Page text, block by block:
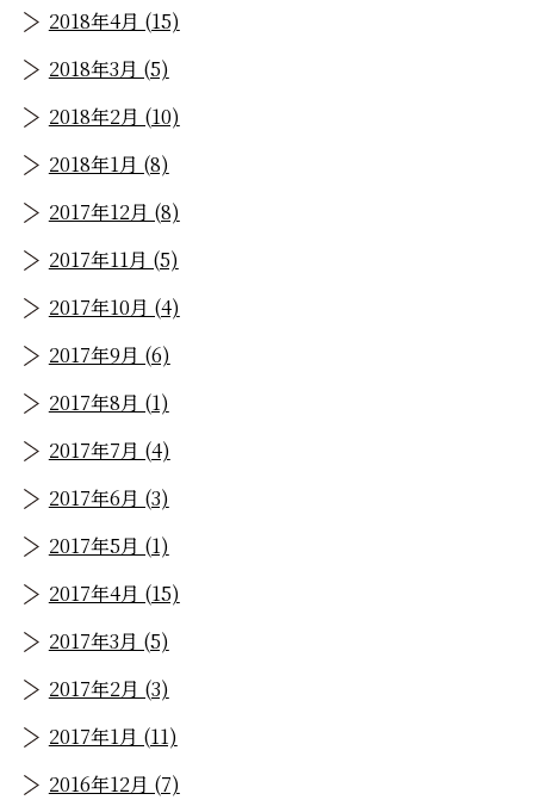
2018年4月 (15)
2018年3月 (5)
2018年2月 (10)
2018年1月 (8)
2017年12月 (8)
2017年11月 (5)
2017年10月 (4)
2017年9月 (6)
2017年8月 (1)
2017年7月 (4)
2017年6月 (3)
2017年5月 (1)
2017年4月 (15)
2017年3月 (5)
2017年2月 (3)
2017年1月 (11)
2016年12月 (7)